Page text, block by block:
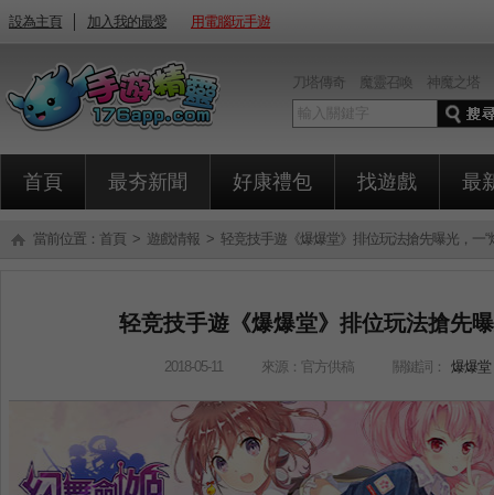
設為主頁 加入我的最愛 用電腦玩手遊
刀塔傳奇 魔靈召喚 神魔之塔
首頁 最夯新聞 好康禮包 找遊戲 最
當前位置： 首頁 > 遊戲情報 > 轻竞技手遊《爆爆堂》排位玩法搶先曝光，一“
轻竞技手遊《爆爆堂》排位玩法搶先
2018-05-11 來源：官方供稿 關鍵詞： 爆爆堂